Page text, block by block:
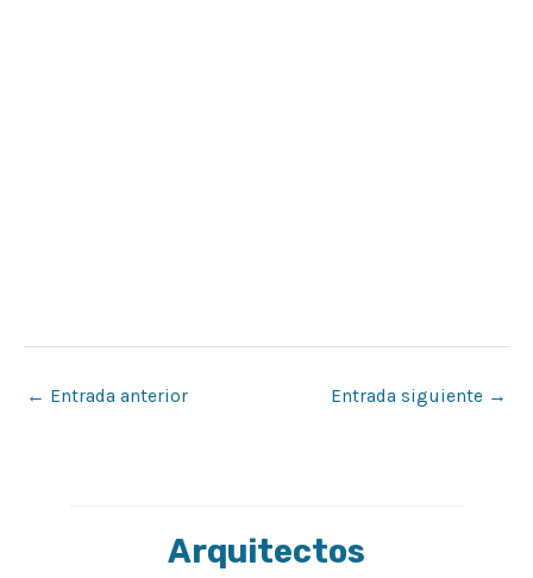
← Entrada anterior Entrada siguiente →
Arquitectos